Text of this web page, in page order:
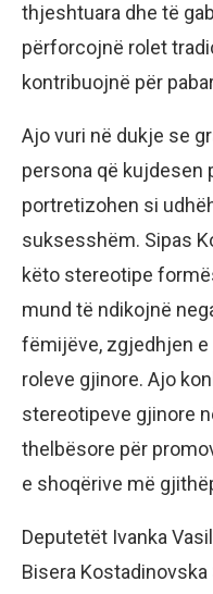
thjeshtuara dhe të
përforcojnë rolet
kontribuojnë për
Ajo vuri në dukje se
persona që kujdesen
portretizohen si
suksesshëm. Sipas
këto stereotipe
mund të ndikojnë
fëmijëve, zgjedhjen
roleve gjinore. Ajo
stereotipeve gjinore
thelbësore për
e shoqërive më
Deputetët Ivanka
Bisera